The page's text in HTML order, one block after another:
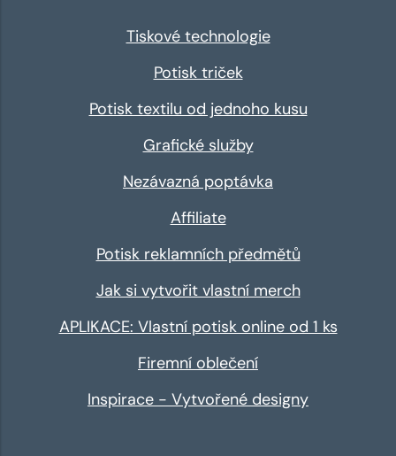
Tiskové technologie
Potisk triček
Potisk textilu od jednoho kusu
Grafické služby
Nezávazná poptávka
Affiliate
Potisk reklamních předmětů
Jak si vytvořit vlastní merch
APLIKACE: Vlastní potisk online od 1 ks
Firemní oblečení
Inspirace - Vytvořené designy